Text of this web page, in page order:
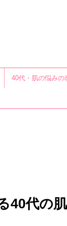
40代・肌の悩みの
40代の